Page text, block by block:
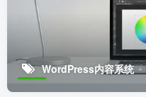
WordPress内容系统